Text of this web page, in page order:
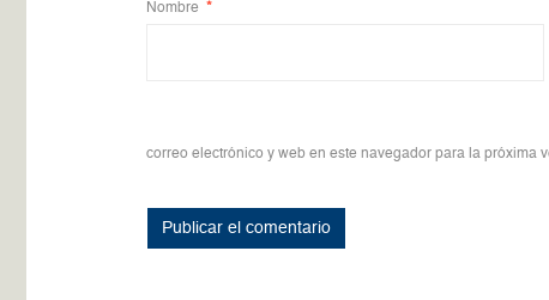
Nombre *
correo electrónico y web en este navegador para la próxima